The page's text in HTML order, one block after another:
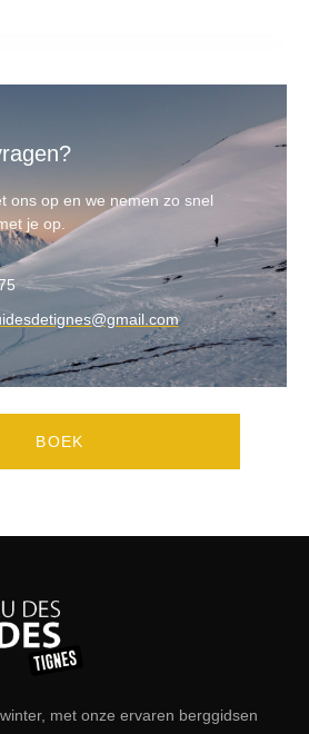
ons op en we nemen zo snel
je op.
BOEK
met onze ervaren berggidsen